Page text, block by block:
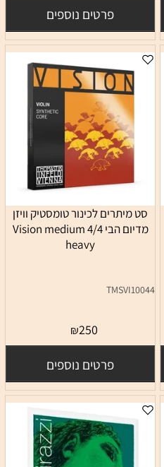
פרטים נוספים
סט מיתרים לכינור טומסטיק וויזן
מדיום הבי 4/4 Vision medium
heavy
TMSVI10044
₪250
פרטים נוספים